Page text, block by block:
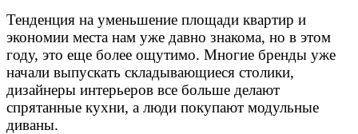
Тенденция на уменьшение площади квартир и
экономии места нам уже давно знакома, но в этом
году, это еще более ощутимо. Многие бренды уже
начали выпускать складывающиеся столики,
дизайнеры интерьеров все больше делают
спрятанные кухни, а люди покупают модульные
диваны.